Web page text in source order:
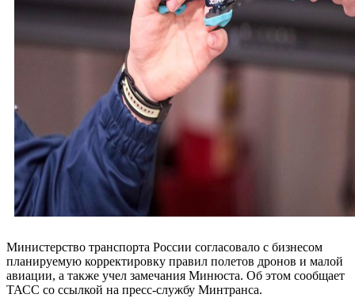
Министерство транспорта России согласовало с бизнесом
планируемую корректировку правил полетов дронов и малой
авиации, а также учел замечания Минюста. Об этом сообщает
ТАСС со ссылкой на пресс-службу Минтранса.